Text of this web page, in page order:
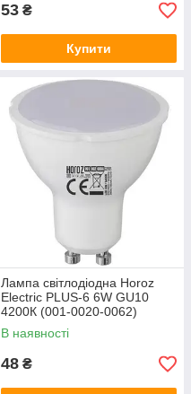
53 ₴
Купити
Лампа світлодіодна Horoz
Electric PLUS-6 6W GU10
4200К (001-0020-0062)
В наявності
48 ₴